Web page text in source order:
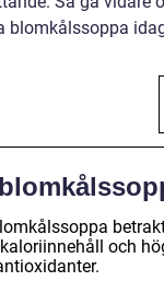
blomkålssoppa
och